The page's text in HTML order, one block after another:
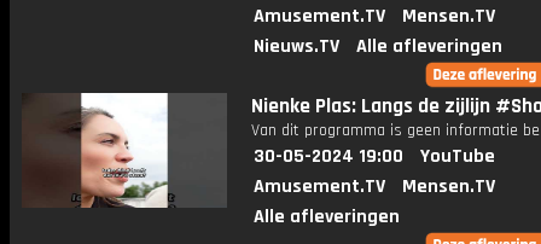
Amusement.TV
Mensen.TV
Nieuws.TV
Alle afleveringen
Nienke Plas: Langs de zijlijn
Van dit programma is geen informatie
30-05-2024 19:00
YouTube
Amusement.TV
Mensen.TV
Alle afleveringen